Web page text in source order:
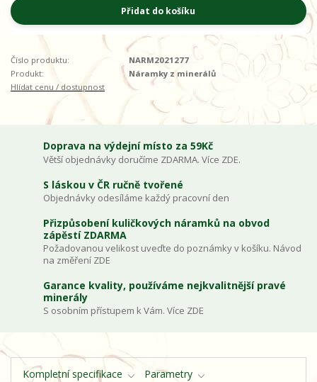
Přidat do košíku
Číslo produktu:
NARM2021277
Produkt:
Náramky z minerálů
Hlídat cenu / dostupnost
Doprava na výdejní místo za 59Kč
Větší objednávky doručíme ZDARMA. Více ZDE.
S láskou v ČR ručně tvořené
Objednávky odesíláme každý pracovní den
Přizpůsobení kuličkových náramků na obvod
zápěstí ZDARMA
Požadovanou velikost uveďte do poznámky v košíku. Návod
na změření ZDE
Garance kvality, používáme nejkvalitnější pravé
minerály
S osobním přístupem k Vám. Více ZDE
Kompletní specifikace
Parametry